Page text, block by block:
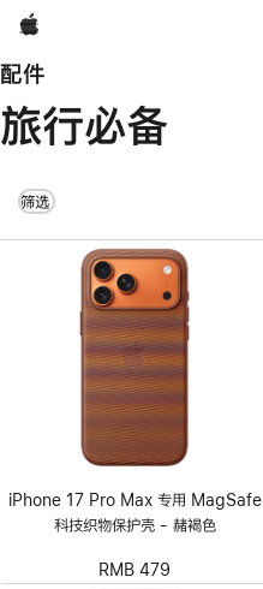
Apple
配件
旅行必备
筛选
iPhone 17 Pro Max 专用 MagSafe
科技织物保护壳 - 赭褐色
RMB 479